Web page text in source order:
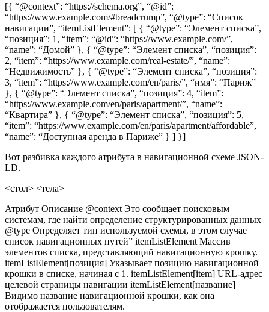
[{ “@context”: “https://schema.org”, “@id”:
“https://www.example.com/#breadcrump”, “@type”: “Список
навигации”, “itemListElement”: [ { “@type”: “Элемент списка”,
“позиция”: 1, “item”: “@id”: “https://www.example.com/”,
“name”: “Домой” }, { “@type”: “Элемент списка”, “позиция”:
2, “item”: “https://www.example.com/real-estate/”, “name”:
“Недвижимость” }, { “@type”: “Элемент списка”, “позиция”:
3, “item”: “https://www.example.com/en/paris/”, “имя”: “Париж”
}, { “@type”: “Элемент списка”, “позиция”: 4, “item”:
“https://www.example.com/en/paris/apartment/”, “name”:
“Квартира” }, { “@type”: “Элемент списка”, “позиция”: 5,
“item”: “https://www.example.com/en/paris/apartment/affordable”,
“name”: “Доступная аренда в Париже” } ] }]
Вот разбивка каждого атрибута в навигационной схеме JSON-
LD.
<стол> <тела>
Атрибут Описание @context Это сообщает поисковым
системам, где найти определение структурированных данных
@type Определяет тип используемой схемы, в этом случае
список навигационных путей” itemListElement Массив
элементов списка, представляющий навигационную крошку.
itemListElement[позиция] Указывает позицию навигационной
крошки в списке, начиная с 1. itemListElement[item] URL-адрес
целевой страницы навигации itemListElement[название]
Видимо название навигационной крошки, как она
отображается пользователям.